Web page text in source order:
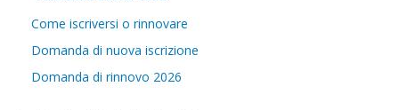
Come iscriversi o rinnovare
Domanda di nuova iscrizione
Domanda di rinnovo 2026